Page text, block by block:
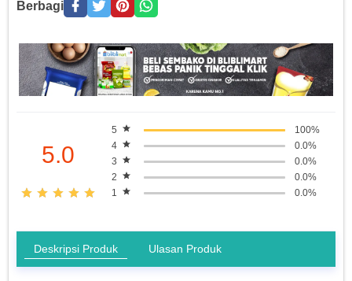
Berbagi
5.0
5
100%
4
0.0%
3
0.0%
2
0.0%
1
0.0%
Deskripsi Produk Ulasan Produk